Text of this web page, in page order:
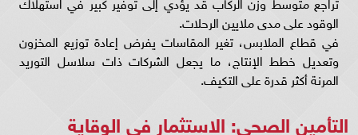
الوقود على مدى ملايين الرحلات.
في قطاع الملابس، تغير المقاسات يفرض إعادة توزيع المخزون
وتعديل خطط الإنتاج، ما يجعل الشركات ذات سلاسل التوريد
المرنة أكثر قدرة على التكيف.
التأمين الصحي: الاستثمار في الوقاية